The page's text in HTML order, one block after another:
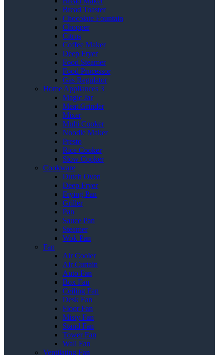
Bread Toaster
Chocolate Fountain
Chopper
Citrus
Coffee Maker
Deep Fryer
Food Steamer
Food Processor
Gas Regulator
Home Appliances 3
Magic Jar
Meat Grinder
Mixer
Multi Cooker
Noodle Maker
Presto
Rice Cooker
Slow Cooker
Cookware
Dutch Oven
Deep Fryer
Frying Pan
Griller
Pan
Sauce Pan
Steamer
Wok Pan
Fan
Air Cooler
Air Curtain
Auto Fan
Box Fan
Ceiling Fan
Desk Fan
Floor Fan
Misty Fan
Stand Fan
Tower Fan
Wall Fan
Ventilating Fan